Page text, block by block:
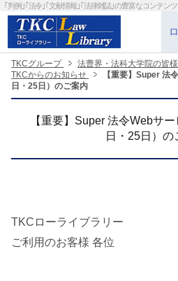
｢判例｣｢法令｣｢文献情報｣｢法律雑誌｣の豊富なコンテン
TKCグループ 法曹界・法科大学院の皆
TKCからのお知らせ
【重要】Super 法
日・25日）のご案内
【重要】Super 法令Webサ
日・25日）の
TKCローライブラリー
ご利用のお客様 各位